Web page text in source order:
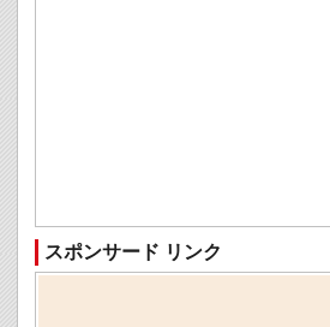
スポンサード リンク